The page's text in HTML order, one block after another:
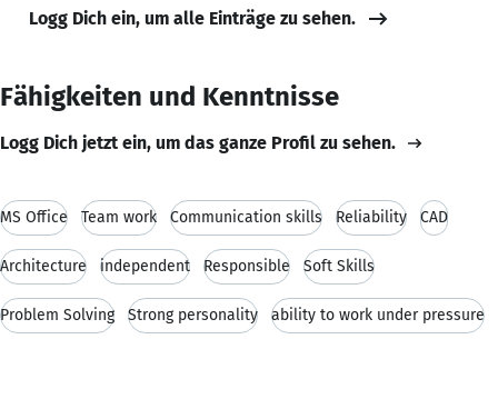
Logg Dich ein, um alle Einträge zu sehen.
Fähigkeiten und Kenntnisse
Logg Dich jetzt ein, um das ganze Profil zu sehen.
MS Office Team work Communication skills Reliability CAD
Architecture independent Responsible Soft Skills
Problem Solving Strong personality ability to work under pressure